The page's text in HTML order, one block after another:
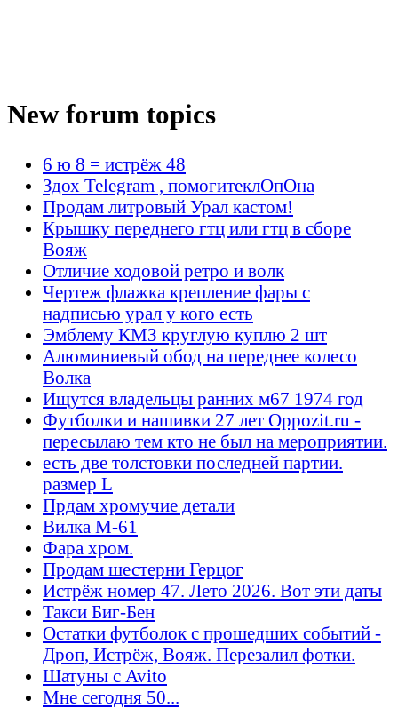
New forum topics
6 ю 8 = истрёж 48
Здох Telegram , помогитеклОпОна
Продам литровый Урал кастом!
Крышку переднего гтц или гтц в сборе
Вояж
Отличие ходовой ретро и волк
Чертеж флажка крепление фары с
надписью урал у кого есть
Эмблему КМЗ круглую куплю 2 шт
Алюминиевый обод на переднее колесо
Волка
Ищутся владельцы ранних м67 1974 год
Футболки и нашивки 27 лет Oppozit.ru -
пересылаю тем кто не был на мероприятии.
есть две толстовки последней партии.
размер L
Прдам хромучие детали
Вилка М-61
Фара хром.
Продам шестерни Герцог
Истрёж номер 47. Лето 2026. Вот эти даты
Такси Биг-Бен
Остатки футболок с прошедших событий -
Дроп, Истрёж, Вояж. Перезалил фотки.
Шатуны с Avito
Мне сегодня 50...